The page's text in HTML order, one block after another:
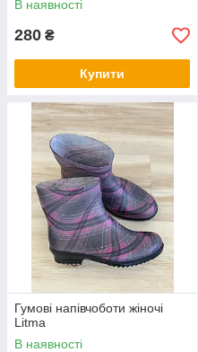
В наявності
280 ₴
Купити
Гумові напівчоботи жіночі
Litma
В наявності